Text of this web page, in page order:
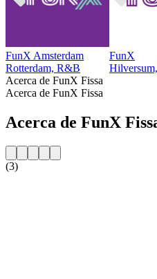
FunX Amsterdam
Rotterdam, R&B
FunX
Acerca de FunX Fissa
Acerca de FunX Fissa
Acerca de FunX
(3)